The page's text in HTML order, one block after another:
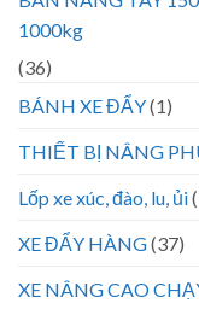
1000kg
(36)
BÁNH XE ĐẨY(1)
THIẾT BỊ NÂNG
Lốp xe xúc, đào, lu, ủi
XE ĐẨY HÀNG(37)
XE NÂNG CAO